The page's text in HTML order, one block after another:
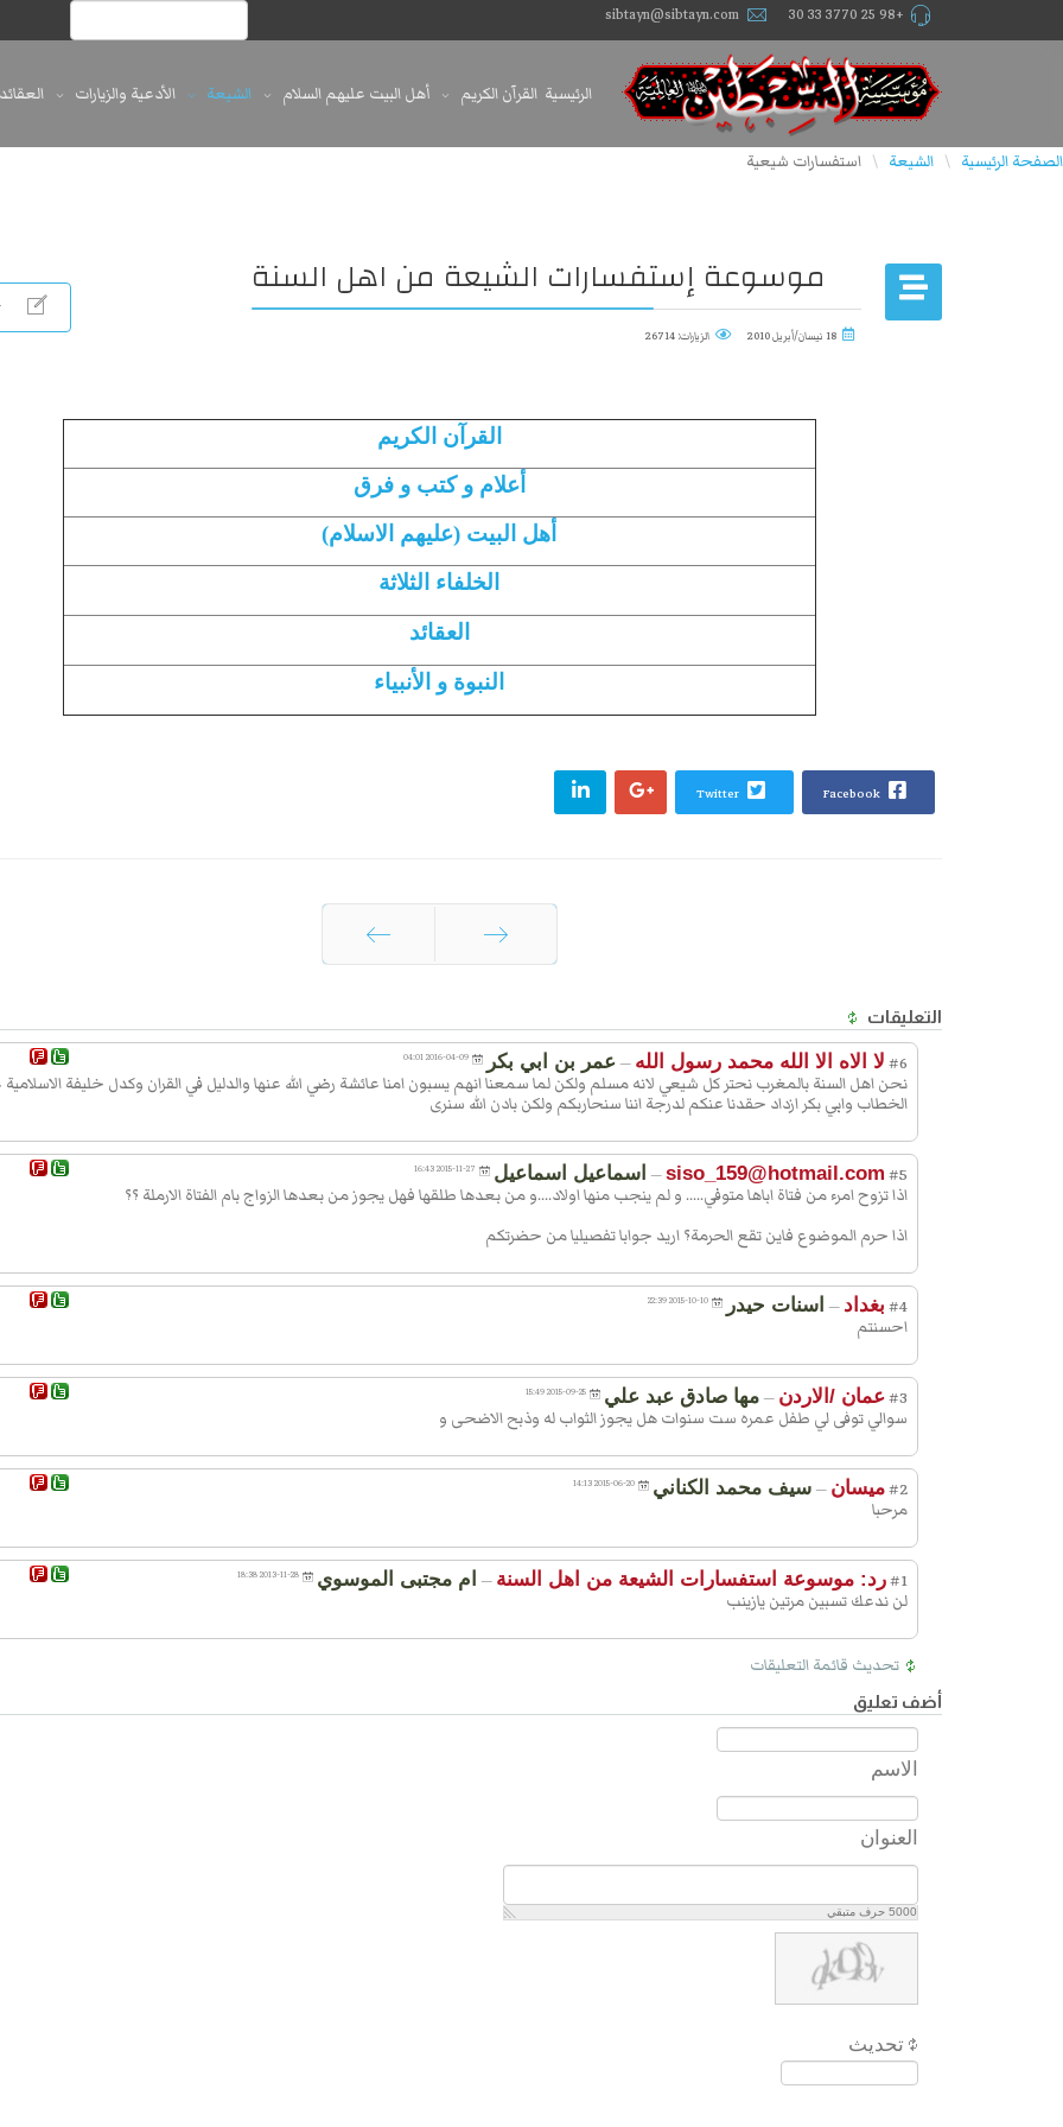
+98 25 3770 33 30
sibtayn@sibtayn.com
الرئيسية القرآن الكريم أهل البيت عليهم السلام الشيعة الأدعية والزيارات العقائد
الصفحة الرئيسية \ الشيعة \ استفسارات شيعية
موسوعة إستفسارات الشيعة من اهل السنة
18 نيسان/أبريل 2010 الزيارات: 26714
القرآن الكريم
أعلام و كتب و فرق
أهل البيت (عليهم الاسلام)
الخلفاء الثلاثة
العقائد
النبوة و الأنبياء
التعليقات
#6 لا الاه الا الله محمد رسول الله — عمر بن ابي بكر 2016-04-09 04:01
نحن اهل السنة بالمغرب نحتر كل شيعي لانه مسلم ولكن لما سمعنا انهم يسبون امنا عائشة رضي الله عنها والدليل في القران وكدل خليفة
الخطاب وابي بكر ازداد حقدنا عنكم لدرجة اننا سنحاربكم ولكن بادن الله سنرى
#5
siso_159@hotmail.com
— اسماعيل اسماعيل 2015-11-27 16:43
اذا تزوح امرء من فتاة اباها متوفي..... و لم ينجب منها اولاد....و من بعدها طلقها فهل يجوز من بعدها الزواج بام الفتاة الارملة ؟؟
اذا حرم الموضوع فاين تقع الحرمة؟ اريد جوابا تفصيليا من حضرتكم
#4 بغداد — اسنات حيدر 2015-10-10 22:39
احسنتم
#3عمان /الاردن — مها صادق عبد علي 2015-09-25 15:49
سوالي توفى لي طفل عمره ست سنوات هل يجوز الثواب له وذبح الاضحى و
#2ميسان — سيف محمد الكناني 2015-06-20 14:13
مرحبا
#1رد: موسوعة استفسارات الشيعة من اهل السنة — ام مجتبى الموسوي 2013-11-28 18:38
لن ندعك تسبين مرتين يازينب
تحديث قائمة التعليقات
أضف تعليق
الاسم
العنوان
5000 حرف متبقي
تحديث